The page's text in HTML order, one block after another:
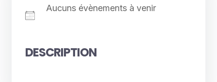
Aucuns évènements à venir
DESCRIPTION